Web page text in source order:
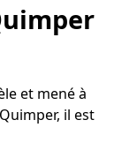
et mené à
il est